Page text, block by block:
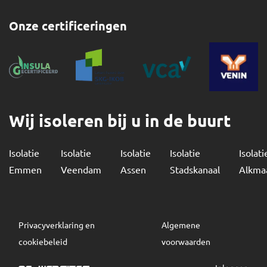
Onze certificeringen
Wij isoleren bij u in de buurt
Isolatie
Emmen
Isolatie
Veendam
Isolatie
Assen
Isolatie
Stadskanaal
Privacyverklaring en
cookiebeleid
Algemene
voorwaarden